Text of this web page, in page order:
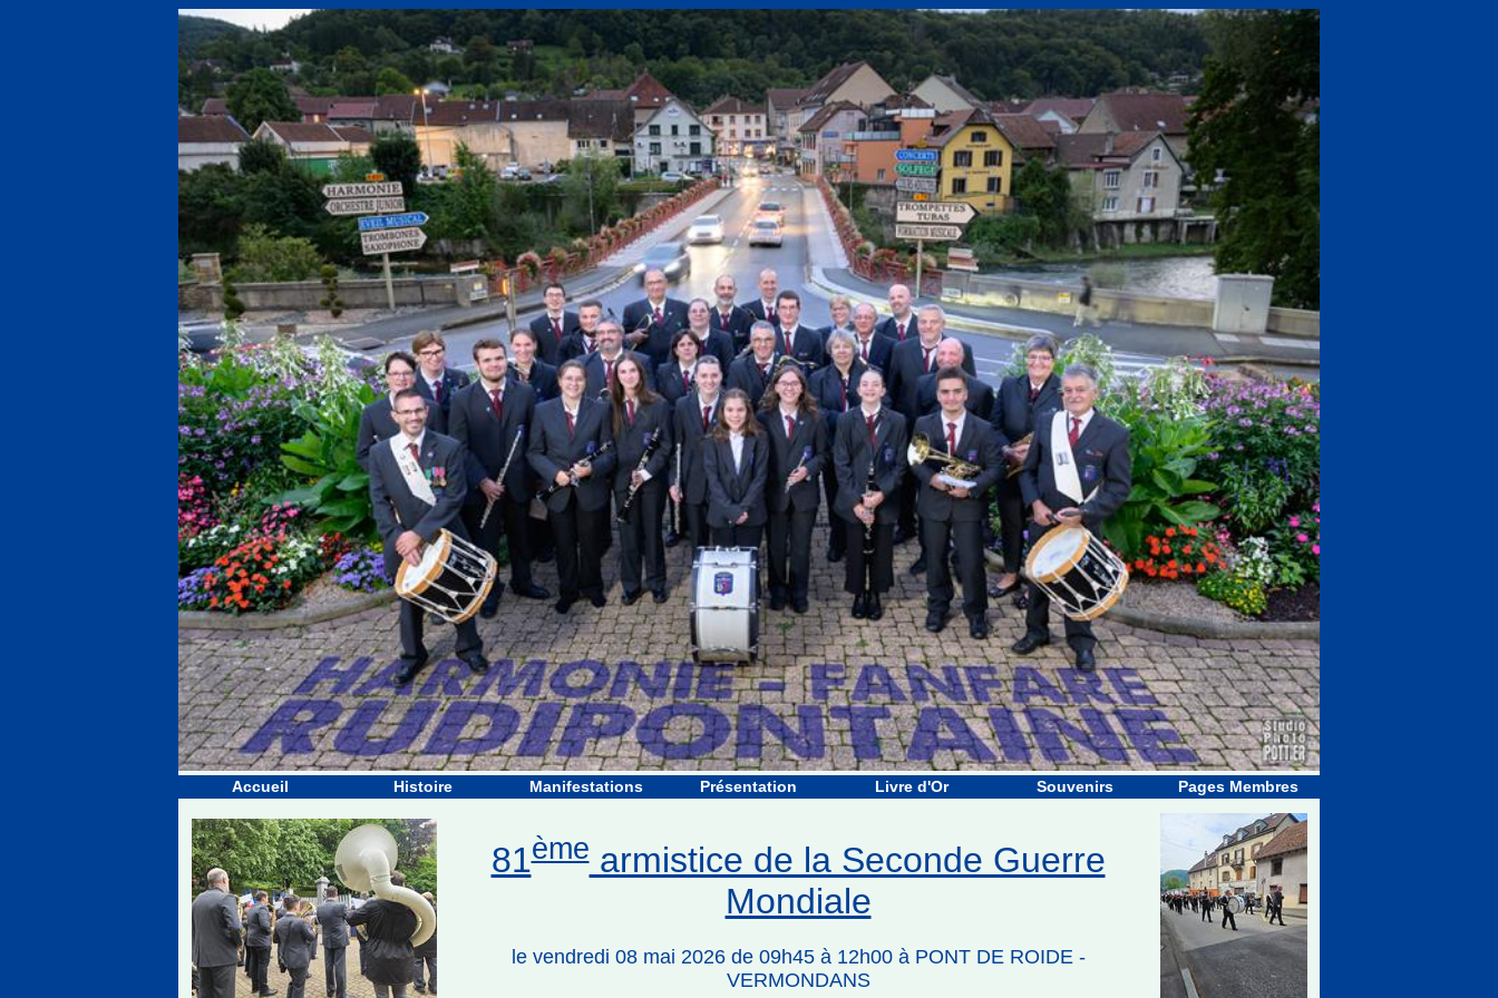
Accueil Histoire Manifestations Présentation Livre d'Or Souvenirs Pages Membres
81èmearmistice de la Seconde Guerre
Mondiale
le vendredi 08 mai 2026 de 09h45 à 12h00 à PONT DE ROIDE -
VERMONDANS